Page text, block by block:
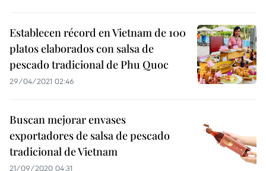
Establecen récord en Vietnam de 100
platos elaborados con salsa de
pescado tradicional de Phu Quoc
29/04/2021 02:46
Buscan mejorar envases
exportadores de salsa de pescado
tradicional de Vietnam
21/09/2020 04:31